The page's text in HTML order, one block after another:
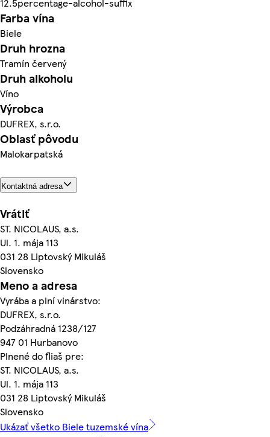
12.5percentage-alcohol-suffix
Farba vína
Biele
Druh hrozna
Tramín červený
Druh alkoholu
Víno
Výrobca
DUFREX, s.r.o.
Oblasť pôvodu
Malokarpatská
Kontaktná adresa
Vrátiť
ST. NICOLAUS, a.s.
Ul. 1. mája 113
031 28 Liptovský Mikuláš
Slovensko
Meno a adresa
Vyrába a plní vinárstvo:
DUFREX, s.r.o.
Podzáhradná 1238/127
947 01 Hurbanovo
Plnené do fliaš pre:
ST. NICOLAUS, a.s.
Ul. 1. mája 113
031 28 Liptovský Mikuláš
Slovensko
Ukázať všetko Biele tuzemské vína